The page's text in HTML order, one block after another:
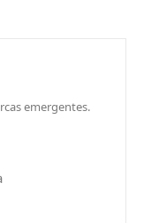
emergentes.